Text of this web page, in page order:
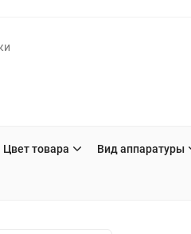
Цвет товара Вид аппаратуры